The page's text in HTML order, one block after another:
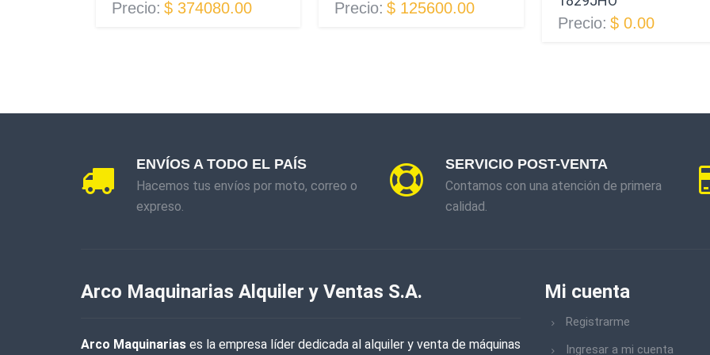
Precio: $ 374080.00 Precio: $ 125600.00
Precio: $ 0.00
ENVÍOS A TODO EL PAÍS
Hacemos tus envíos por moto, correo o
expreso.
SERVICIO POST-VENTA
Contamos con una atención de primera
calidad.
Arco Maquinarias Alquiler y Ventas S.A.
Arco Maquinarias es la empresa líder dedicada al alquiler y venta de máquinas
Mi cuenta
Registrarme
Ingresar a mi cuenta